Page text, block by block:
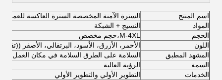
اسم المنتج
السترة الآمنة المخصصة السترة العاكسة للعمل
المواد
النسيج + الشبكة
الحجم
M-4XL،حجم مخصص
اللون
الأحمر، الأزرق، الأسود، البرتقالي، الأصفر
المشهد المطبق
السلامة على الطرق السلامة في مكان العمل
السمة
الرؤية العالية
الخدمات
التطوير الأولي والتطوير الأولي